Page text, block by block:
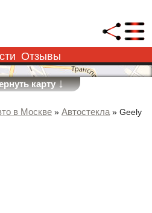
Отзывы
карту↓
в Москве » Автостекла» Geely